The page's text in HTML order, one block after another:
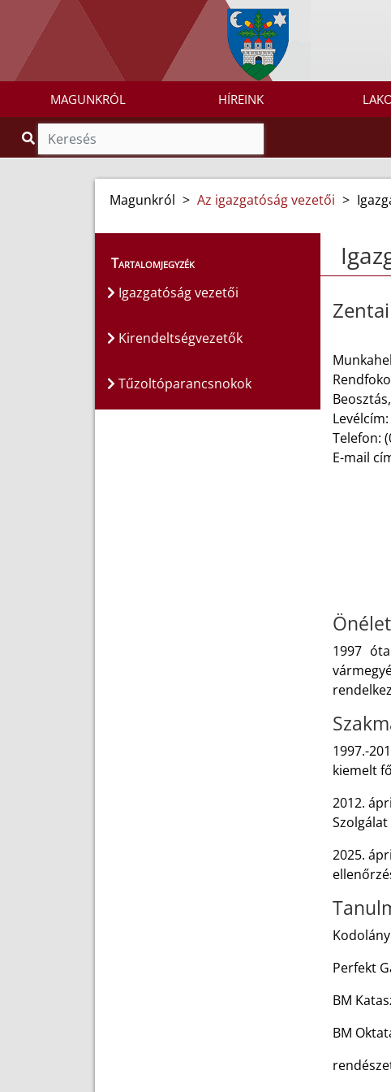
MAGUNKRÓL HÍREINK
Magunkról > Az igazgatóság vezetői >
Tartalomjegyzék
Igazgatóság vezetői
Kirendeltségvezetők
Tűzoltóparancsnokok
Telefon:
E-mail
1997
1997.-
kiemelt
2012.
2025.
Perfekt
BM
BM